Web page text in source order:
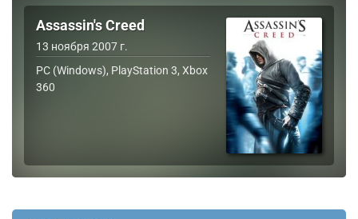
Assassin's Creed
13 ноября 2007 г.
PC (Windows), PlayStation 3, Xbox
360